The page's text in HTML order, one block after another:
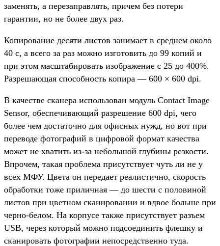
заменять, а перезаправлять, причем без потери
гарантии, но не более двух раз.
Копирование десяти листов занимает в среднем около
40 с, а всего за раз можно изготовить до 99 копий и
при этом масштабировать изображение с 25 до 400%.
Разрешающая способность копира — 600 × 600 dpi.
В качестве сканера использован модуль Contact Image
Sensor, обеспечивающий разрешение 600 dpi, чего
более чем достаточно для офисных нужд, но вот при
переводе фотографий в цифровой формат качества
может не хватить из-за небольшой глубины резкости.
Впрочем, такая проблема присутствует чуть ли не у
всех МФУ. Цвета он передает реалистично, скорость
обработки тоже приличная — до шести с половиной
листов при цветном сканировании и вдвое больше при
черно-белом. На корпусе также присутствует разъем
USB, через который можно подсоединить флешку и
сканировать фотографии непосредственно туда.